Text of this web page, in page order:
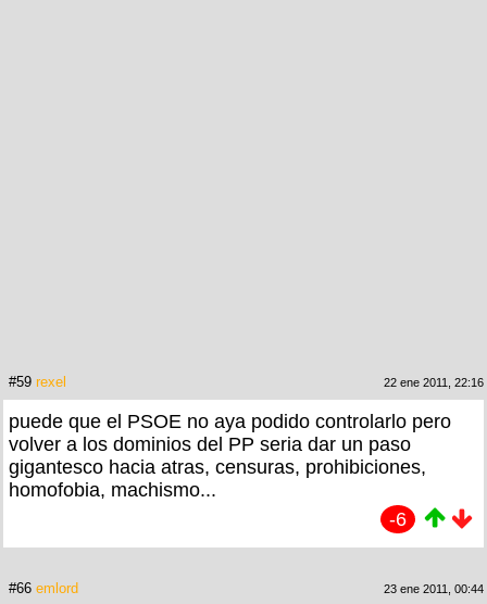
#59 rexel 22 ene 2011, 22:16
puede que el PSOE no aya podido controlarlo pero
volver a los dominios del PP seria dar un paso
gigantesco hacia atras, censuras, prohibiciones,
homofobia, machismo...
-6
#66 emlord 23 ene 2011, 00:44